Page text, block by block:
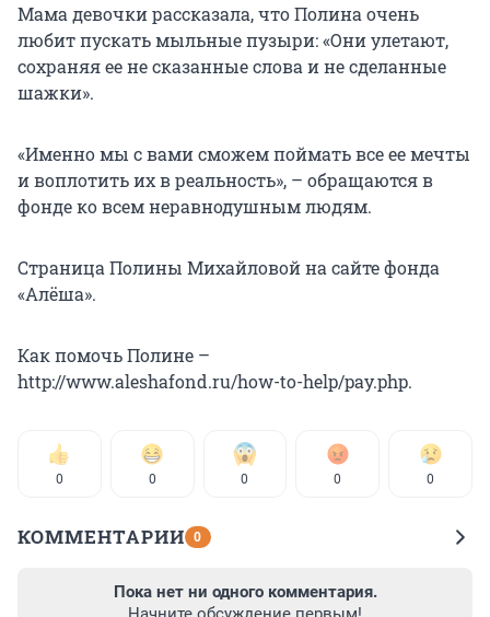
Мама девочки рассказала, что Полина очень
любит пускать мыльные пузыри: «Они улетают,
сохраняя ее не сказанные слова и не сделанные
шажки».
«Именно мы с вами сможем поймать все ее мечты
и воплотить их в реальность», – обращаются в
фонде ко всем неравнодушным людям.
Страница Полины Михайловой на сайте фонда
«Алёша».
Как помочь Полине –
http://www.aleshafond.ru/how-to-help/pay.php.
0 0 0 0 0
КОММЕНТАРИИ 0
Пока нет ни одного комментария.